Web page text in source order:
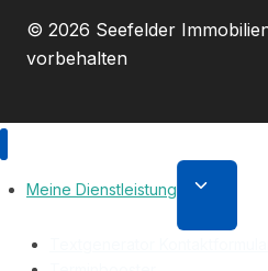
© 2026 Seefelder
vorbehalten
Meine Dienstleistung